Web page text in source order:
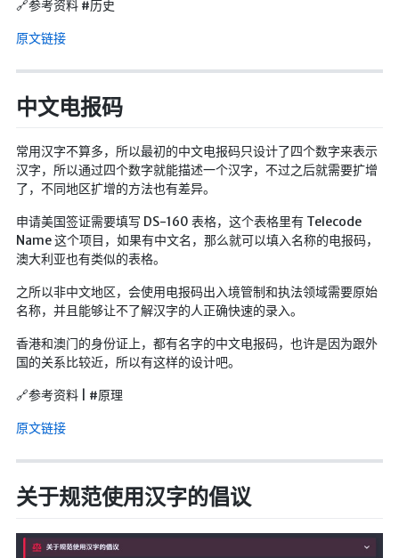
🔗参考资料 #历史
原文链接
中文电报码
常用汉字不算多，所以最初的中文电报码只设计了四个数字来表示
汉字，所以通过四个数字就能描述一个汉字，不过之后就需要扩增
了，不同地区扩增的方法也有差异。
申请美国签证需要填写 DS-160 表格，这个表格里有 Telecode
Name 这个项目，如果有中文名，那么就可以填入名称的电报码，
澳大利亚也有类似的表格。
之所以非中文地区，会使用电报码出入境管制和执法领域需要原始
名称，并且能够让不了解汉字的人正确快速的录入。
香港和澳门的身份证上，都有名字的中文电报码，也许是因为跟外
国的关系比较近，所以有这样的设计吧。
🔗参考资料 | #原理
原文链接
关于规范使用汉字的倡议